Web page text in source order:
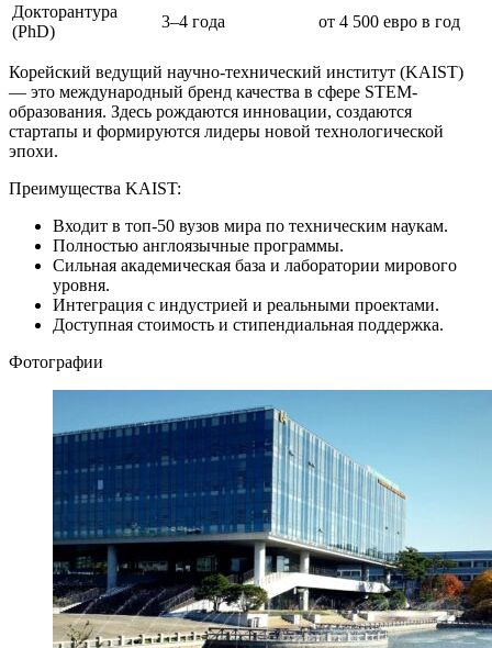
Докторантура
(PhD)
3–4 года от 4 500 евро в год
Корейский ведущий научно-технический институт (KAIST)
— это международный бренд качества в сфере STEM-
образования. Здесь рождаются инновации, создаются
стартапы и формируются лидеры новой технологической
эпохи.
Преимущества KAIST:
Входит в топ-50 вузов мира по техническим наукам.
Полностью англоязычные программы.
Сильная академическая база и лаборатории мирового
уровня.
Интеграция с индустрией и реальными проектами.
Доступная стоимость и стипендиальная поддержка.
Фотографии